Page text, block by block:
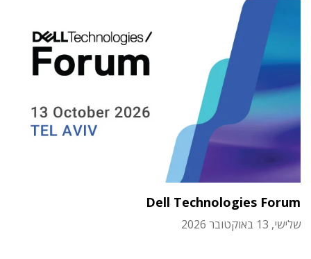
Dell Technologies Forum
שלישי, 13 באוקטובר 2026